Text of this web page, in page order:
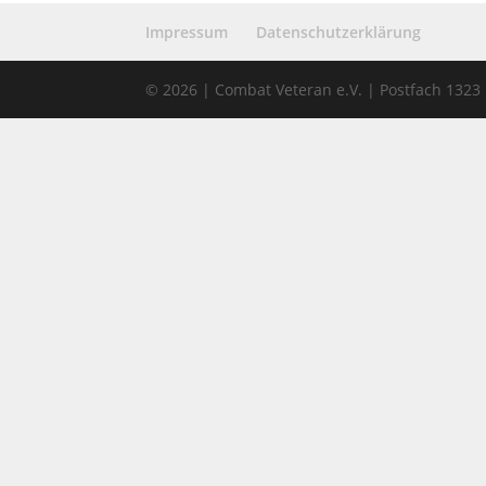
Impressum Datenschutzerklärung
© 2026 | Combat Veteran e.V. | Postfach